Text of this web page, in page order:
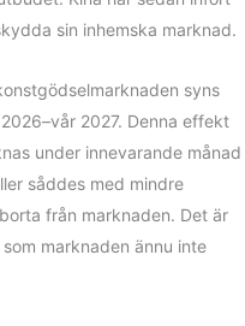
sin inhemska marknad.
syns
2027. Denna effekt
under innevarande månad
såddes med mindre
från marknaden. Det är
marknaden ännu inte